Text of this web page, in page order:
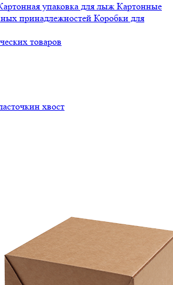
упаковка для лыж Картонные
принадлежностей Коробки для
товаров
хвост